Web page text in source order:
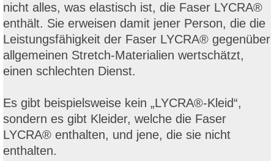
nicht alles, was elastisch ist, die Faser LYCRA®
enthält. Sie erweisen damit jener Person, die die
Leistungsfähigkeit der Faser LYCRA® gegenüber
allgemeinen Stretch-Materialien wertschätzt,
einen schlechten Dienst.
Es gibt beispielsweise kein „LYCRA®-Kleid“,
sondern es gibt Kleider, welche die Faser
LYCRA® enthalten, und jene, die sie nicht
enthalten.